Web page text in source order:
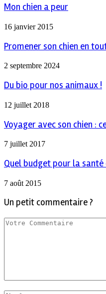
Mon chien a peur
16 janvier 2015
Promener son chien en
2 septembre 2024
Du bio pour nos animaux !
12 juillet 2018
Voyager avec son chien :
7 juillet 2017
Quel budget pour la santé
7 août 2015
Un petit commentaire ?